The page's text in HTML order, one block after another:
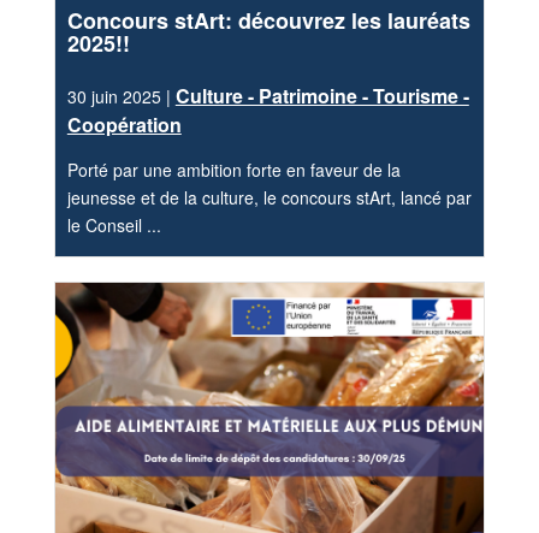
Concours stArt: découvrez les lauréats
2025!!
30 juin 2025 | Culture - Patrimoine - Tourisme -
Coopération
Porté par une ambition forte en faveur de la
jeunesse et de la culture, le concours stArt, lancé par
le Conseil ...